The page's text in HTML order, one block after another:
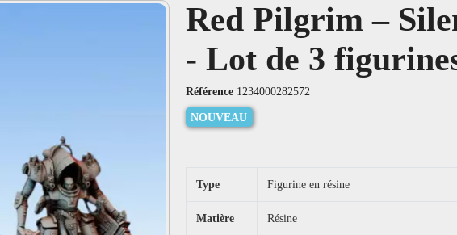
Red Pilgrim –
- Lot de 3
Référence 1234000282572
NOUVEAU
Type Figurine en résine
Matière Résine